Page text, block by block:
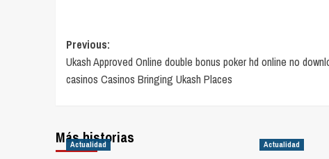
Post
navigation
Previous:
Ukash Approved Online double bonus poker hd online no
casinos Casinos Bringing Ukash Places
Más historias
Actualidad Actualidad